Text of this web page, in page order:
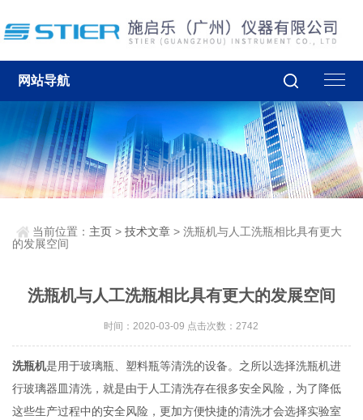
网站导航
当前位置： 主页 >技术文章 > 洗瓶机与人工洗瓶相比具有更大
的发展空间
洗瓶机与人工洗瓶相比具有更大的发展空间
时间：2020-03-09 点击次数：2742
洗瓶机是用于玻璃瓶、塑料瓶等清洗的设备。之所以选择洗瓶机进
行玻璃器皿清洗，就是由于人工清洗存在很多安全风险，为了降低
这些生产过程中的安全风险，更加方便快捷的清洗才会选择实验室